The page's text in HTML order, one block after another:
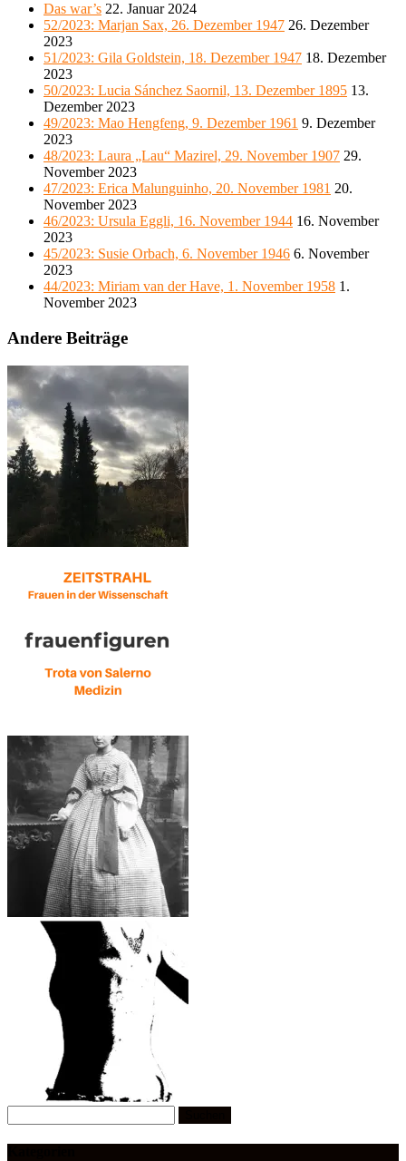
Das war’s 22. Januar 2024
52/2023: Marjan Sax, 26. Dezember 1947 26. Dezember
2023
51/2023: Gila Goldstein, 18. Dezember 1947 18. Dezember
2023
50/2023: Lucia Sánchez Saornil, 13. Dezember 1895 13.
Dezember 2023
49/2023: Mao Hengfeng, 9. Dezember 1961 9. Dezember
2023
48/2023: Laura „Lau“ Mazirel, 29. November 1907 29.
November 2023
47/2023: Erica Malunguinho, 20. November 1981 20.
November 2023
46/2023: Ursula Eggli, 16. November 1944 16. November
2023
45/2023: Susie Orbach, 6. November 1946 6. November
2023
44/2023: Miriam van der Have, 1. November 1958 1.
November 2023
Andere Beiträge
nach: